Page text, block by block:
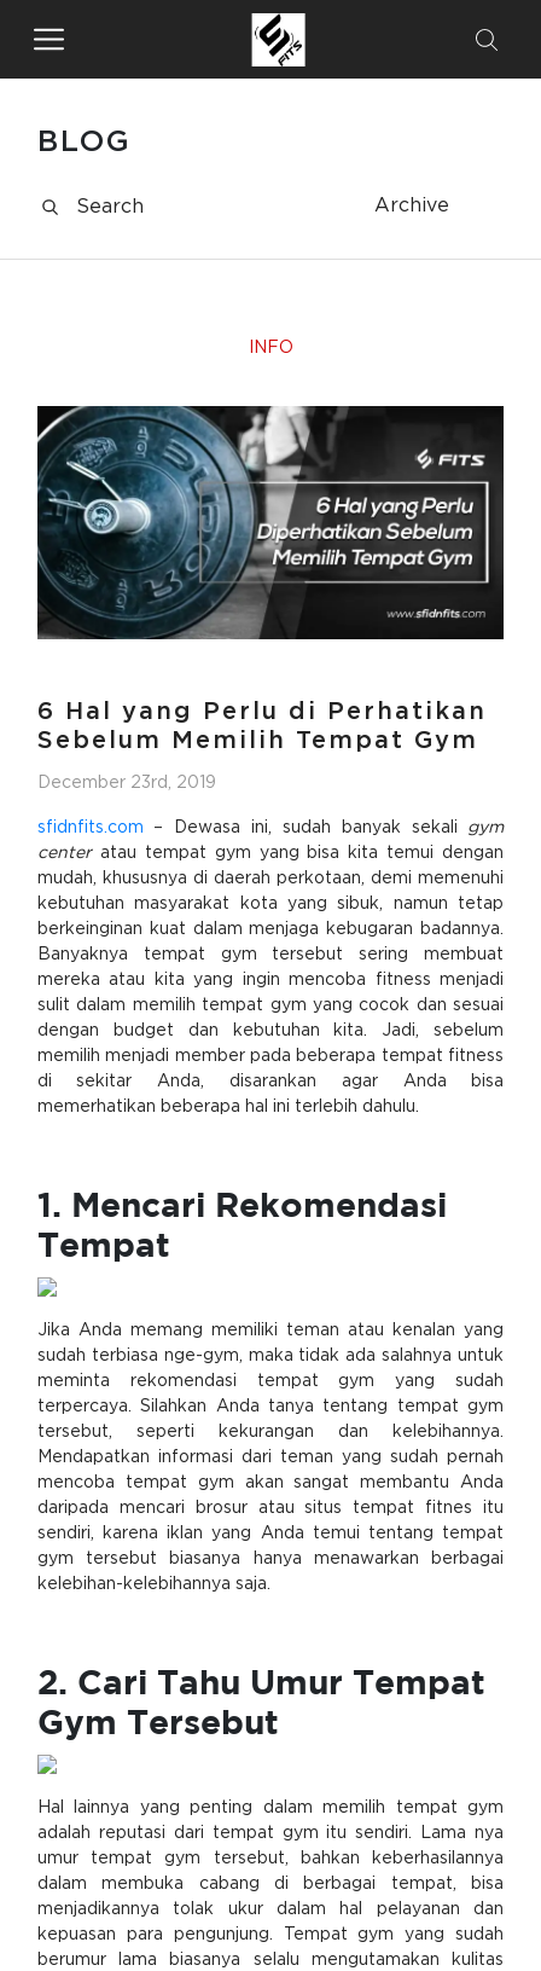
BLOG
Archive
INFO
6 Hal yang Perlu di Perhatikan
Sebelum Memilih Tempat Gym
December 23rd, 2019
sfidnfits.com – Dewasa ini, sudah banyak sekali gym
centeratau tempat gym yang bisa kita temui dengan
mudah, khususnya di daerah perkotaan, demi memenuhi
kebutuhan masyarakat kota yang sibuk, namun tetap
berkeinginan kuat dalam menjaga kebugaran badannya.
Banyaknya tempat gym tersebut sering membuat
mereka atau kita yang ingin mencoba fitness menjadi
sulit dalam memilih tempat gym yang cocok dan sesuai
dengan budget dan kebutuhan kita. Jadi, sebelum
memilih menjadi member pada beberapa tempat fitness
di sekitar Anda, disarankan agar Anda bisa
memerhatikan beberapa hal ini terlebih dahulu.
1. Mencari Rekomendasi
Tempat
Jika Anda memang memiliki teman atau kenalan yang
sudah terbiasa nge-gym, maka tidak ada salahnya untuk
meminta rekomendasi tempat gym yang sudah
terpercaya. Silahkan Anda tanya tentang tempat gym
tersebut, seperti kekurangan dan kelebihannya.
Mendapatkan informasi dari teman yang sudah pernah
mencoba tempat gym akan sangat membantu Anda
daripada mencari brosur atau situs tempat fitnes itu
sendiri, karena iklan yang Anda temui tentang tempat
gym tersebut biasanya hanya menawarkan berbagai
kelebihan-kelebihannya saja.
2. Cari Tahu Umur Tempat
Gym Tersebut
Hal lainnya yang penting dalam memilih tempat gym
adalah reputasi dari tempat gym itu sendiri. Lama nya
umur tempat gym tersebut, bahkan keberhasilannya
dalam membuka cabang di berbagai tempat, bisa
menjadikannya tolak ukur dalam hal pelayanan dan
kepuasan para pengunjung. Tempat gym yang sudah
berumur lama biasanya selalu mengutamakan kulitas